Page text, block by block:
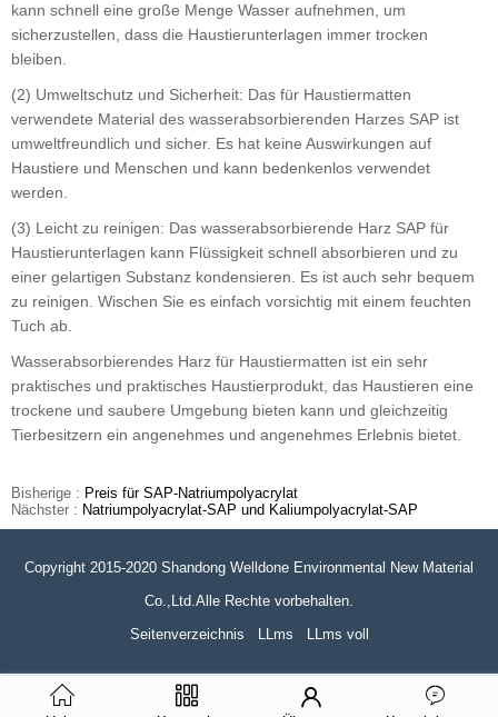
kann schnell eine große Menge Wasser aufnehmen, um
sicherzustellen, dass die Haustierunterlagen immer trocken
bleiben.
(2) Umweltschutz und Sicherheit: Das für Haustiermatten
verwendete Material des wasserabsorbierenden Harzes SAP ist
umweltfreundlich und sicher. Es hat keine Auswirkungen auf
Haustiere und Menschen und kann bedenkenlos verwendet
werden.
(3) Leicht zu reinigen: Das wasserabsorbierende Harz SAP für
Haustierunterlagen kann Flüssigkeit schnell absorbieren und zu
einer gelartigen Substanz kondensieren. Es ist auch sehr bequem
zu reinigen. Wischen Sie es einfach vorsichtig mit einem feuchten
Tuch ab.
Wasserabsorbierendes Harz für Haustiermatten ist ein sehr
praktisches und praktisches Haustierprodukt, das Haustieren eine
trockene und saubere Umgebung bieten kann und gleichzeitig
Tierbesitzern ein angenehmes und angenehmes Erlebnis bietet.
Bisherige : Preis für SAP-Natriumpolyacrylat
Nächster : Natriumpolyacrylat-SAP und Kaliumpolyacrylat-SAP
Copyright 2015-2020 Shandong Welldone Environmental New Material
Co.,Ltd.Alle Rechte vorbehalten.
Seitenverzeichnis
LLms LLms voll